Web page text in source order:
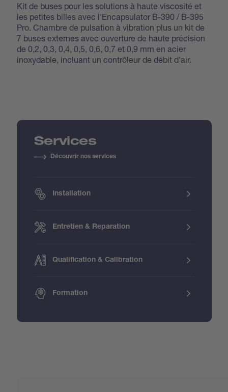
Kit de buses pour les solutions à haute viscosité et
les petites billes avec l'Encapsulator B-390 / B-395
Pro. Chambre de pulsation à vibration plus un kit de
7 buses externes avec ouverture de haute précision
de 0,2, 0,3, 0,4, 0,5, 0,6, 0,7 et 0,9 mm en acier
inoxydable, incluant un contrôleur de débit d'air.
Services
Découvrir nos services
Installation
Entretien & Reparation
Qualification & Calibration
Formation